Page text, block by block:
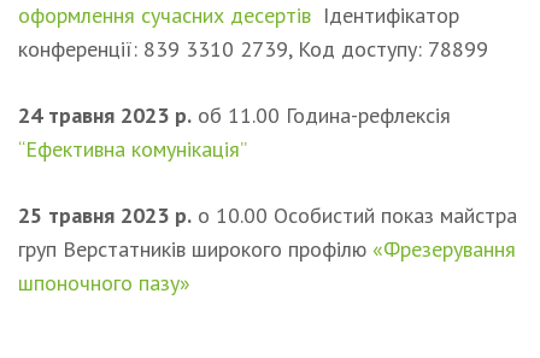
оформлення сучасних десертів Ідентифікатор
конференції: 839 3310 2739, Код доступу: 78899
24 травня 2023 р. об 11.00 Година-рефлексія
“Ефективна комунікація”
25 травня 2023 р. о 10.00 Особистий показ майстра
груп Верстатників широкого профілю «Фрезерування
шпоночного пазу»